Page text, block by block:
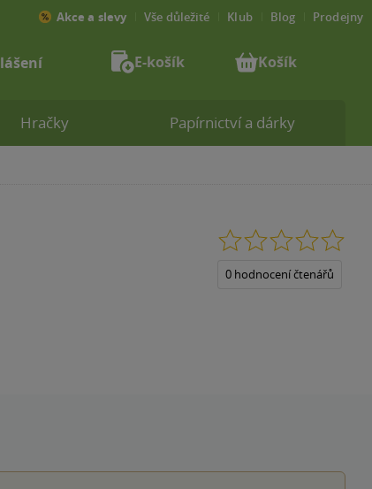
0.0
0 hodnocení čtenářů
Hračky Papírnictví a dárky
Akce a slevy Vše důležité Klub Blog Prodejny
E-košík Košík